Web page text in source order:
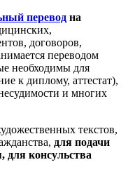
перевод на
договоров,
переводом
необходимы для
к диплому, аттестат),
и многих
текстов,
для подачи
для консульства